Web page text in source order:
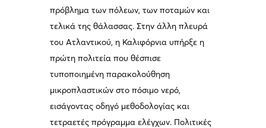
πρόβλημα των πόλεων, των ποταμών και
τελικά της θάλασσας. Στην άλλη πλευρά
του Ατλαντικού, η Καλιφόρνια υπήρξε η
πρώτη πολιτεία που θέσπισε
τυποποιημένη παρακολούθηση
μικροπλαστικών στο πόσιμο νερό,
εισάγοντας οδηγό μεθοδολογίας και
τετραετές πρόγραμμα ελέγχων. Πολιτικές